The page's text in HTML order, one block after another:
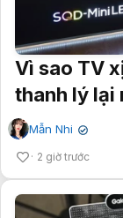
Vì sao TV
thanh lý
Mẫn Nhi ✔
2 giờ trước